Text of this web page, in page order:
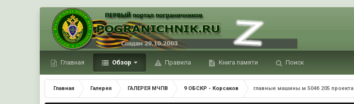
Главная Обзор Правила Книга памяти Поиск
Главная Галерея ГАЛЕРЕЯ МЧПВ 9 ОБСКР - Корсаков главные машины м 504б 205 проекта